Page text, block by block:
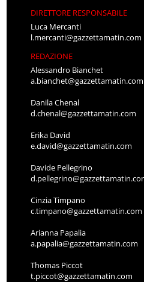
DIRETTORE RESPONSABILE
Luca Mercanti
l.mercanti@gazzettamatin.com
REDAZIONE
Alessandro Bianchet
a.bianchet@gazzettamatin.com
Danila Chenal
d.chenal@gazzettamatin.com
Erika David
e.david@gazzettamatin.com
Davide Pellegrino
Cinzia Timpano
c.timpano@gazzettamatin.com
Arianna Papalia
a.papalia@gazzettamatin.com
Thomas Piccot
t.piccot@gazzettamatin.com